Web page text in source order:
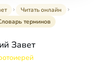
Читать онлайн
терминов
Завет